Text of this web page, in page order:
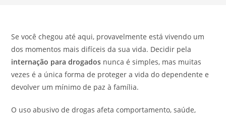
Se você chegou até aqui, provavelmente está vivendo um
dos momentos mais difíceis da sua vida. Decidir pela
internação para drogados nunca é simples, mas muitas
vezes é a única forma de proteger a vida do dependente e
devolver um mínimo de paz à família.
O uso abusivo de drogas afeta comportamento, saúde,